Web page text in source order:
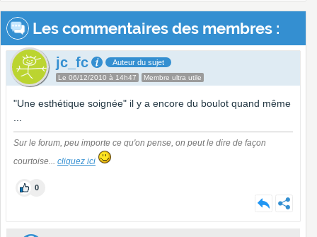
Les commentaires des membres :
jc_fc Auteur du sujet
Le 06/12/2010 à 14h47 Membre ultra utile
"Une esthétique soignée" il y a encore du boulot quand même
Sur le forum, peu importe ce qu'on pense, on peut le dire de façon
courtoise... cliquez ici
0